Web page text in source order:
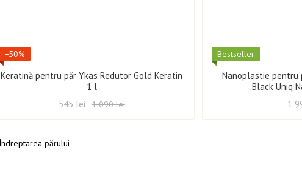
−50%
Keratină pentru păr Ykas Redutor Gold Keratin
1 l
1 090 lei
545 lei
Best­seller
Nanoplastie pentru
Black Uniq
1